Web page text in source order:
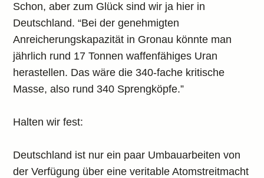
Schon, aber zum Glück sind wir ja hier in
Deutschland. “Bei der genehmigten
Anreicherungskapazität in Gronau könnte man
jährlich rund 17 Tonnen waffenfähiges Uran
herastellen. Das wäre die 340-fache kritische
Masse, also rund 340 Sprengköpfe.”
Halten wir fest:
Deutschland ist nur ein paar Umbauarbeiten von
der Verfügung über eine veritable Atomstreitmacht